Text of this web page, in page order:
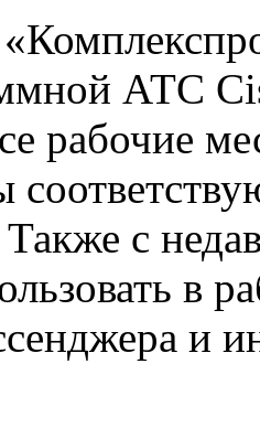
АТС
рабочие
с
в
и